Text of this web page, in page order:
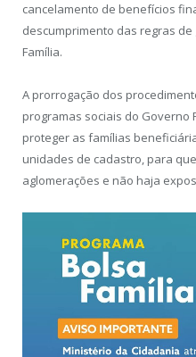
cancelamento de benefícios
descumprimento das regras
Família.
A prorrogação dos
programas sociais do Governo
proteger as famílias
unidades de cadastro, para
aglomerações e não haja